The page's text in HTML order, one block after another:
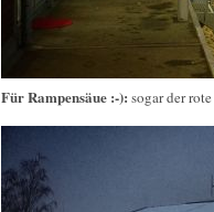
Für Rampensäue :-): sogar der